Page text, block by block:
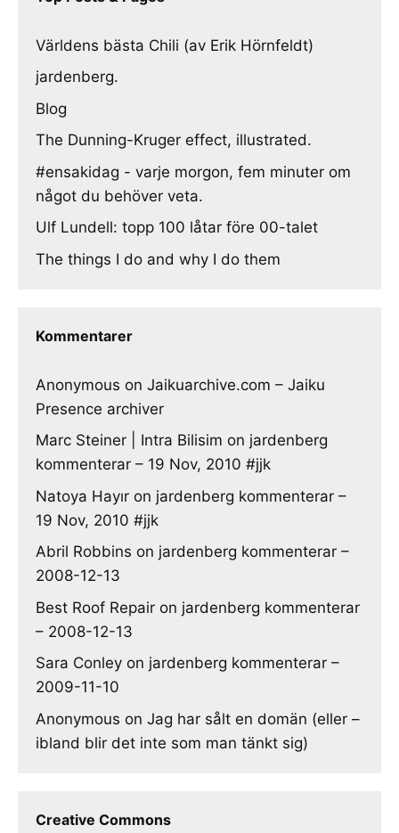
Världens bästa Chili (av Erik Hörnfeldt)
jardenberg.
Blog
The Dunning-Kruger effect, illustrated.
#ensakidag - varje morgon, fem minuter om
något du behöver veta.
Ulf Lundell: topp 100 låtar före 00-talet
The things I do and why I do them
Kommentarer
Anonymous on Jaikuarchive.com – Jaiku
Presence archiver
Marc Steiner | Intra Bilisim on jardenberg
kommenterar – 19 Nov, 2010 #jjk
Natoya Hayır on jardenberg kommenterar –
19 Nov, 2010 #jjk
Abril Robbins on jardenberg kommenterar –
2008-12-13
Best Roof Repair on jardenberg kommenterar
– 2008-12-13
Sara Conley on jardenberg kommenterar –
2009-11-10
Anonymous on Jag har sålt en domän (eller –
ibland blir det inte som man tänkt sig)
Creative Commons